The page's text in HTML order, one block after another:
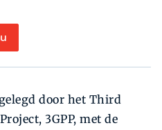
door het Third
3GPP, met de